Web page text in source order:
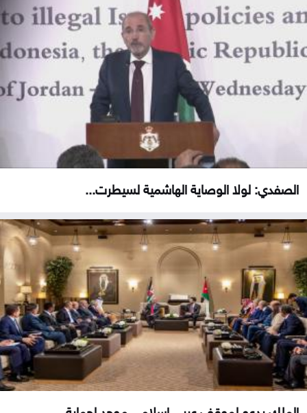
الصفدي: لولا الوصاية الهاشمية لسيطرت...